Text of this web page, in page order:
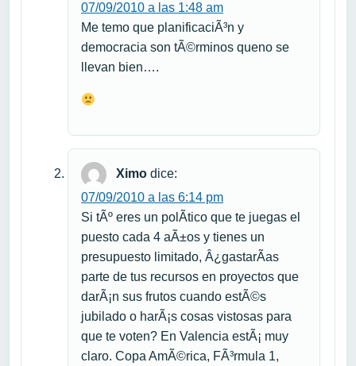
07/09/2010 a las 1:48 am
Me temo que planificaciÃ³n y
democracia son tÃ©rminos queno se
llevan bien….
Ximo dice:
07/09/2010 a las 6:14 pm
Si tÃº eres un polÃ­tico que te juegas el
puesto cada 4 aÃ±os y tienes un
presupuesto limitado, Â¿gastarÃ­as
parte de tus recursos en proyectos que
darÃ¡n sus frutos cuando estÃ©s
jubilado o harÃ¡s cosas vistosas para
que te voten? En Valencia estÃ¡ muy
claro. Copa AmÃ©rica, FÃ³rmula 1,